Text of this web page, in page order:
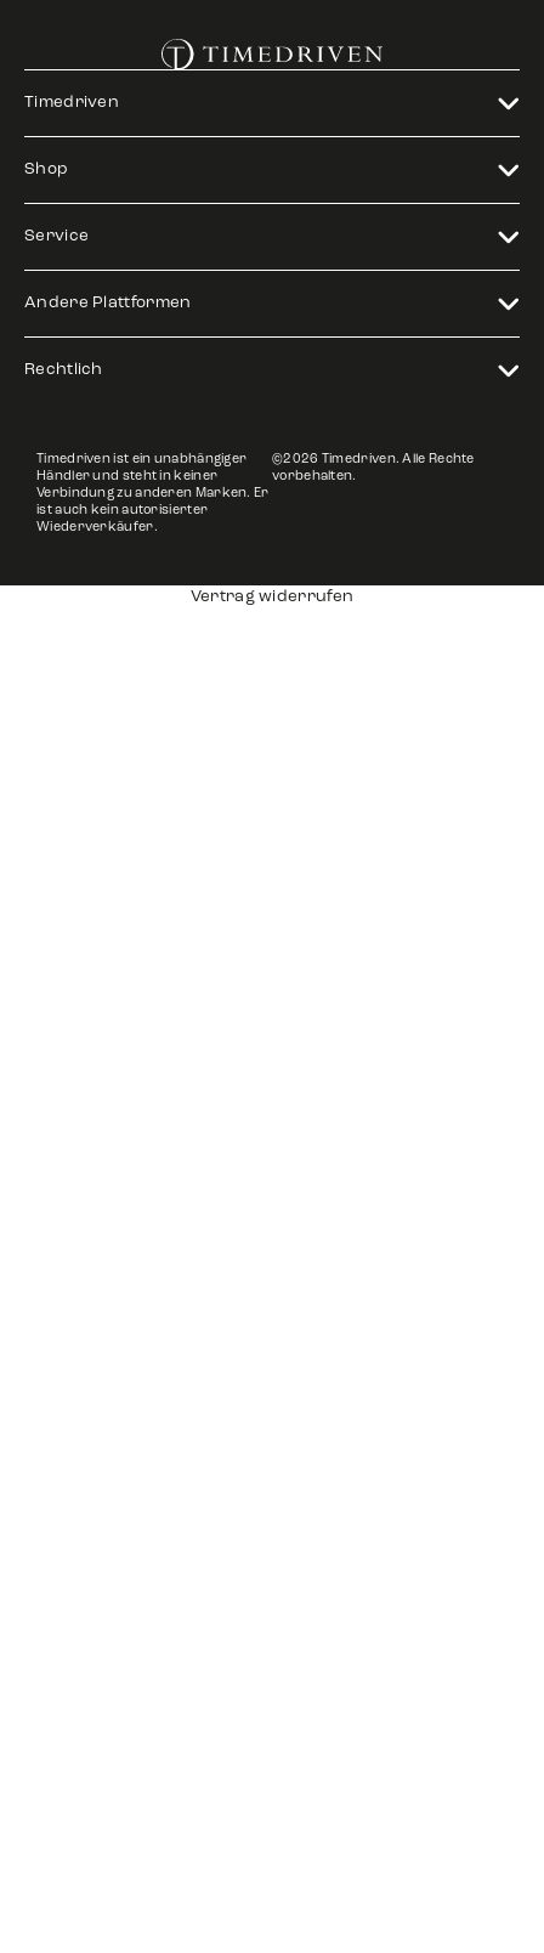
Timedriven
Shop
Service
Andere Plattformen
Rechtlich
Timedriven ist ein unabhängiger
Händler und steht in keiner
Verbindung zu anderen Marken. Er
ist auch kein autorisierter
Wiederverkäufer.
©2026 Timedriven. Alle Rechte
vorbehalten.
Vertrag widerrufen